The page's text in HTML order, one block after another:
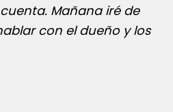
Mañana iré de
con el dueño y los